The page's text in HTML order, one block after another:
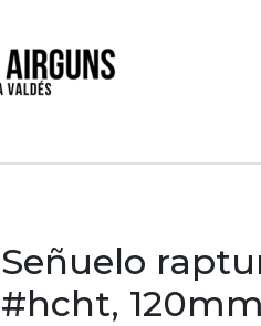
Señuelo
#hcht, 120mm